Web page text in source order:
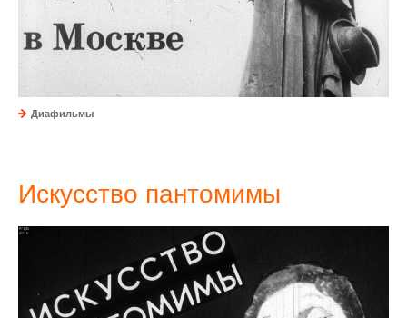
Диафильмы
Искусство пантомимы